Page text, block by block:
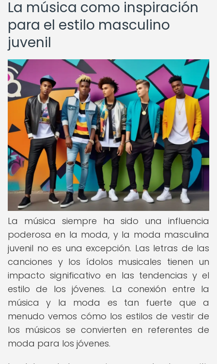
La música como inspiración
para el estilo masculino
juvenil
La música siempre ha sido una influencia
poderosa en la moda, y la moda masculina
juvenil no es una excepción. Las letras de las
canciones y los ídolos musicales tienen un
impacto significativo en las tendencias y el
estilo de los jóvenes. La conexión entre la
música y la moda es tan fuerte que a
menudo vemos cómo los estilos de vestir de
los músicos se convierten en referentes de
moda para los jóvenes.